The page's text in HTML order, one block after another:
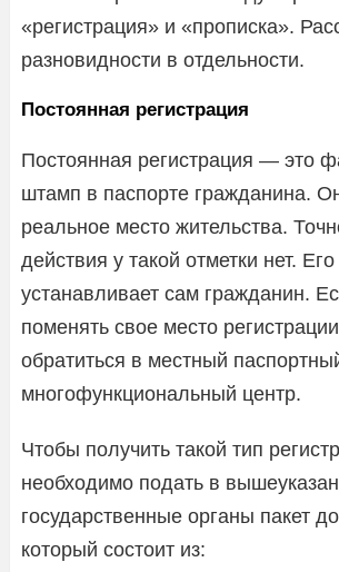
«регистрация» и «прописка».
разновидности в отдельности.
Постоянная регистрация
Постоянная регистрация — это
штамп в паспорте гражданина.
реальное место жительства.
действия у такой отметки нет. Его
устанавливает сам гражданин.
поменять свое место
обратиться в местный
многофункциональный центр.
Чтобы получить такой тип
необходимо подать в
государственные органы пакет
который состоит из: